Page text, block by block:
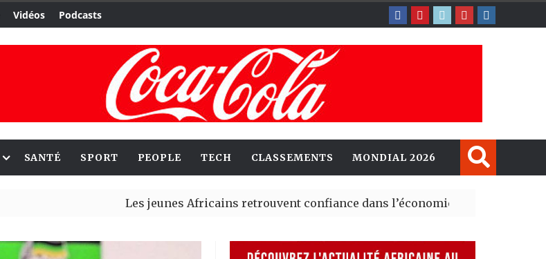
Vidéos Podcasts
SANTÉ SPORT PEOPLE TECH CLASSEMENTS MONDIAL 2026
Les jeunes Africains retrouvent confiance dans l’économie, mais trois grands